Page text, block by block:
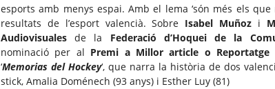
esports amb menys espai. Amb el lema ‘són més els que
resultats de l’esport valencià. Sobre Isabel Muñoz i
Audiovisualesde la Federació d’Hoquei de la
nominació per al Premi a Millor article o Reportatge
‘Memorias del Hockey‘, que narra la història de dos
stick, Amalia Doménech (93 anys) i Esther Luy (81)